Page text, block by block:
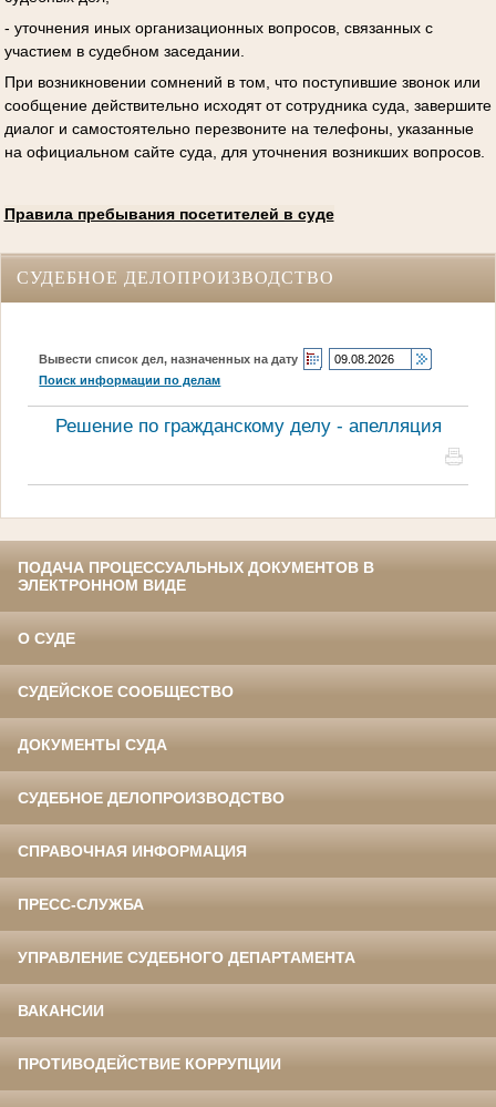
- уточнения иных организационных вопросов, связанных с
участием в судебном заседании.
При возникновении сомнений в том, что поступившие звонок или
сообщение действительно исходят от сотрудника суда, завершите
диалог и самостоятельно перезвоните на телефоны, указанные
на официальном сайте суда, для уточнения возникших вопросов.
Правила пребывания посетителей в суде
СУДЕБНОЕ ДЕЛОПРОИЗВОДСТВО
Вывести список дел, назначенных на дату
Поиск информации по делам
Решение по гражданскому делу - апелляция
ПОДАЧА ПРОЦЕССУАЛЬНЫХ ДОКУМЕНТОВ В
ЭЛЕКТРОННОМ ВИДЕ
О СУДЕ
СУДЕЙСКОЕ СООБЩЕСТВО
ДОКУМЕНТЫ СУДА
СУДЕБНОЕ ДЕЛОПРОИЗВОДСТВО
СПРАВОЧНАЯ ИНФОРМАЦИЯ
ПРЕСС-СЛУЖБА
УПРАВЛЕНИЕ СУДЕБНОГО ДЕПАРТАМЕНТА
ВАКАНСИИ
ПРОТИВОДЕЙСТВИЕ КОРРУПЦИИ